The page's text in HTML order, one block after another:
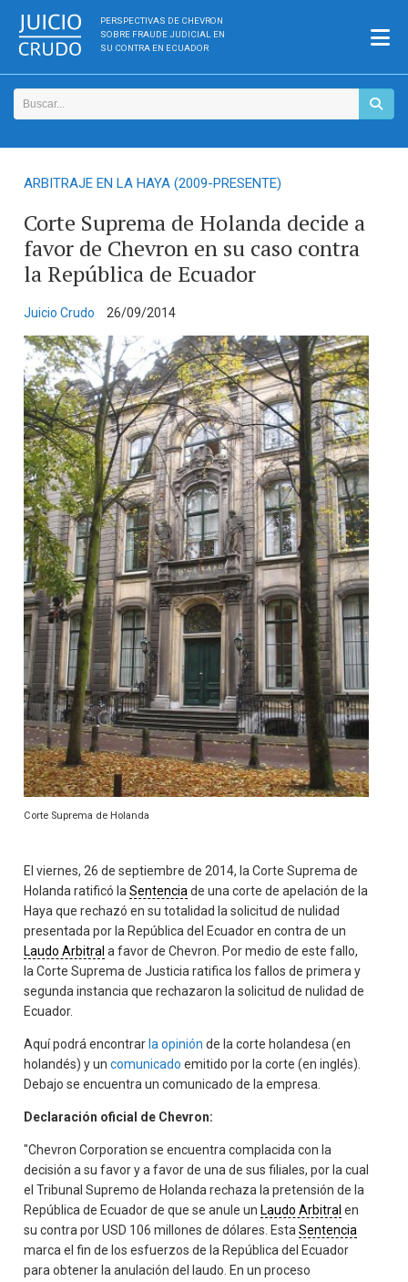
PERSPECTIVAS DE CHEVRON
SOBRE FRAUDE JUDICIAL EN
SU CONTRA EN ECUADOR
ARBITRAJE EN LA HAYA (2009-PRESENTE)
Corte Suprema de Holanda decide a
favor de Chevron en su caso contra
la República de Ecuador
Juicio Crudo 26/09/2014
Corte Suprema de Holanda
El viernes, 26 de septiembre de 2014, la Corte Suprema de
Holanda ratificó laSentencia de una corte de apelación de la
Haya que rechazó en su totalidad la solicitud de nulidad
presentada por la República del Ecuador en contra de un
Laudo Arbitral a favor de Chevron. Por medio de este fallo,
la Corte Suprema de Justicia ratifica los fallos de primera y
segunda instancia que rechazaron la solicitud de nulidad de
Ecuador.
Aquí podrá encontrar la opinión de la corte holandesa (en
holandés) y uncomunicado emitido por la corte (en inglés).
Debajo se encuentra un comunicado de la empresa.
Declaración oficial de Chevron:
"Chevron Corporation se encuentra complacida con la
decisión a su favor y a favor de una de sus filiales, por la cual
el Tribunal Supremo de Holanda rechaza la pretensión de la
República de Ecuador de que se anule un Laudo Arbitral en
su contra por USD 106 millones de dólares. EstaSentencia
marca el fin de los esfuerzos de la República del Ecuador
para obtener la anulación del laudo. En un proceso